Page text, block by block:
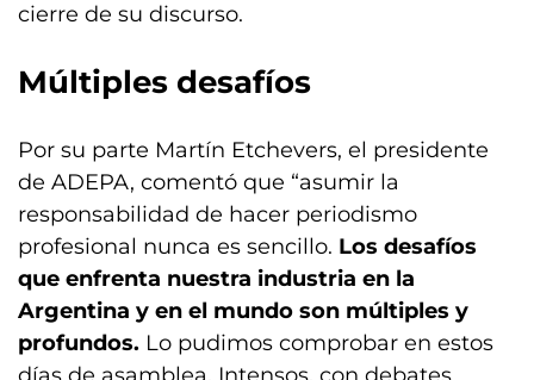
cierre de su discurso.
Múltiples desafíos
Por su parte Martín Etchevers, el presidente
de ADEPA, comentó que “asumir la
responsabilidad de hacer periodismo
profesional nunca es sencillo. Los desafíos
que enfrenta nuestra industria en la
Argentina y en el mundo son múltiples y
profundos. Lo pudimos comprobar en estos